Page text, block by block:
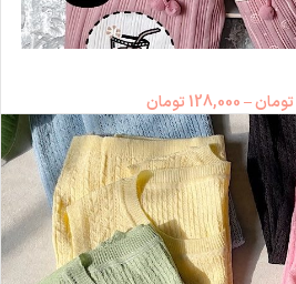
تومان–
128,000 تومان